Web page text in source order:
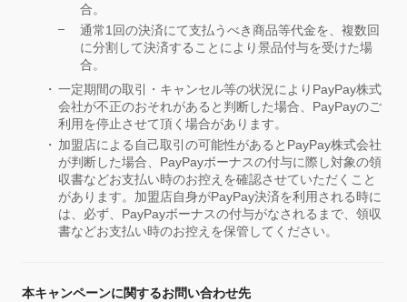
合。
通常1回の決済にて支払うべき商品等代金を、複数回
に分割して決済することにより景品付与を受けた場
合。
一定期間の取引・キャンセル等の状況によりPayPay株式
会社が不正のおそれがあると判断した場合、PayPayのご
利用を停止させて頂く場合があります。
加盟店による自己取引の可能性があるとPayPay株式会社
が判断した場合、PayPayボーナスの付与に際し対象の領
収書などお支払い時のお控えを確認させていただくこと
があります。加盟店自身がPayPay決済を利用される時に
は、必ず、PayPayボーナスの付与がなされるまで、領収
書などお支払い時のお控えを保管してください。
本キャンペーンに関するお問い合わせ先